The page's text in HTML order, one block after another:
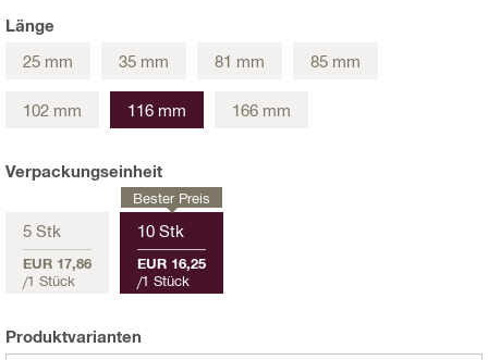
Länge
25 mm
35 mm 81 mm 85 mm
102 mm 116 mm 166 mm
Verpackungseinheit
5 Stk
EUR 17,86
/1 Stück
10 Stk
EUR 16,25
/1 Stück
Bester Preis
Produktvarianten